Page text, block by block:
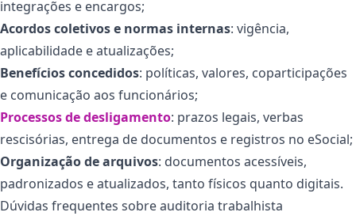
integrações e encargos;
Acordos coletivos e normas internas: vigência,
aplicabilidade e atualizações;
Benefícios concedidos: políticas, valores, coparticipações
e comunicação aos funcionários;
Processos de desligamento: prazos legais, verbas
rescisórias, entrega de documentos e registros no eSocial;
Organização de arquivos: documentos acessíveis,
padronizados e atualizados, tanto físicos quanto digitais.
Dúvidas frequentes sobre auditoria trabalhista